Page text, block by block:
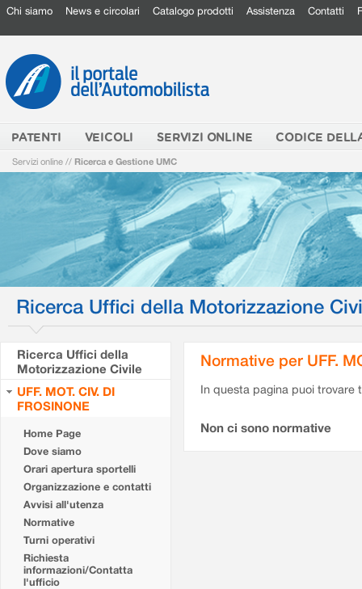
Chi siamo News e circolari Catalogo prodotti Assistenza Contatti
PATENTI VEICOLI SERVIZI ONLINE CODICE
Servizi online // Ricerca e Gestione UMC
Ricerca Uffici della Motorizzazione
Ricerca Uffici della
Motorizzazione Civile
UFF. MOT. CIV. DI
FROSINONE
Home Page
Dove siamo
Orari apertura sportelli
Organizzazione e contatti
Avvisi all'utenza
Normative
Turni operativi
Richiesta
informazioni/Contatta
l'ufficio
Normative per UFF.
In questa pagina puoi
Non ci sono normative